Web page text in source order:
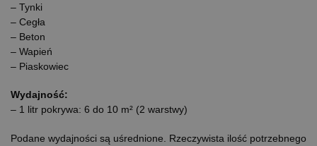
– Tynki
– Cegła
– Beton
– Wapień
– Piaskowiec
Wydajność:
– 1 litr pokrywa: 6 do 10 m² (2 warstwy)
Podane wydajności są uśrednione. Rzeczywista ilość potrzebnego